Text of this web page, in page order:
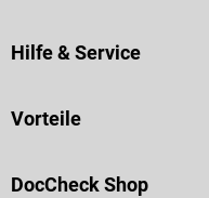
Hilfe & Service
Vorteile
DocCheck Shop